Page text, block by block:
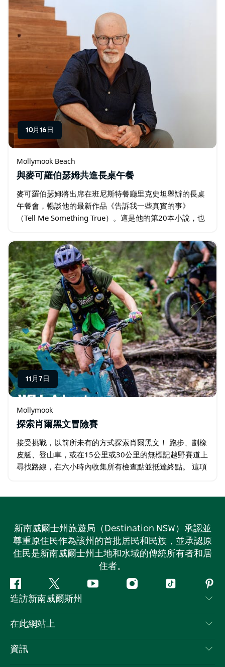
10月16日
Mollymook Beach
與麥可羅伯瑟姆共進長桌午餐
麥可羅伯瑟姆將出席在班尼斯特餐廳里克史坦舉辦的長桌
午餐會，暢談他的最新作品《告訴我一些真實的事》
（Tell Me Something True）。這是他的第20本小說，也
之作情感飽滿，扣人心弦…
11月7日
Mollymook
探索肖爾黑文冒險賽
接受挑戰，以前所未有的方式探索肖爾黑文！ 跑步、劃橡
皮艇、登山車，或在15公里或30公里的無標記越野賽道上
尋找路線，在六小時內收集所有檢查點並抵達終點。 這項
新南威爾士州旅遊局（Destination NSW）承認並
尊重原住民作為該州的首批居民和民族，並承認原
住民是新南威爾士州土地和水域的傳統所有者和居
住者。
Facebook嘰
嘰
喳
Youtube Instagram抖
造訪新南威爾斯州
聯絡我們
隱私
在此網站上
目的地
資訊